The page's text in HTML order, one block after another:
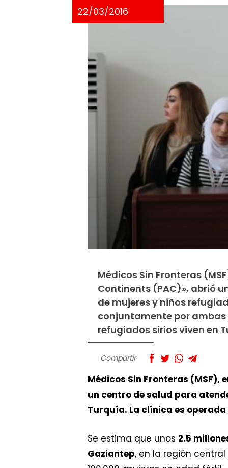
22/03/2016
Médicos Sin Fronteras
Continents (PAC)», abrió
de mujeres y niños
conjuntamente por ambas
refugiados sirios viven en
Compartir
Médicos Sin Fronteras (MSF),
un centro de salud para
Turquía. La clínica es
Se estima que unos 2.5
Gaziantep, en la región